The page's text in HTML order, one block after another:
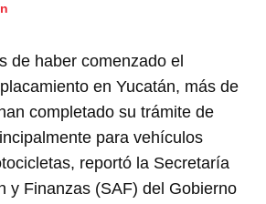
de haber comenzado el
en Yucatán, más de
completado su trámite de
para vehículos
reportó la Secretaría
y Finanzas (SAF) del Gobierno